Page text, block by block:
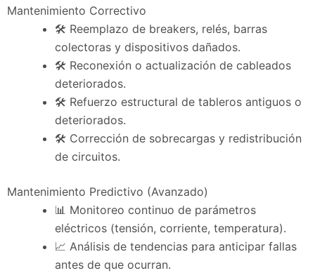
Mantenimiento Correctivo
🛠️ Reemplazo de breakers, relés, barras
colectoras y dispositivos dañados.
🛠️ Reconexión o actualización de cableados
deteriorados.
🛠️ Refuerzo estructural de tableros antiguos o
deteriorados.
🛠️ Corrección de sobrecargas y redistribución
de circuitos.
Mantenimiento Predictivo (Avanzado)
📊 Monitoreo continuo de parámetros
eléctricos (tensión, corriente, temperatura).
📈 Análisis de tendencias para anticipar fallas
antes de que ocurran.